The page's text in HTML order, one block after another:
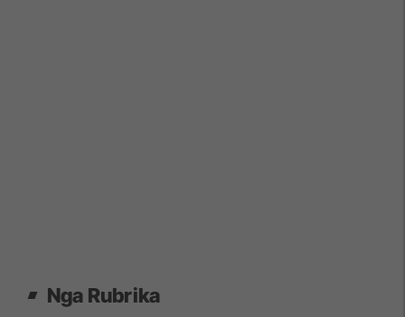
Nga Rubrika